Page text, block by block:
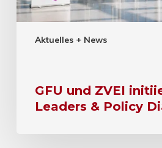
Aktuelles + News
GFU und ZVEI
Leaders & Policy